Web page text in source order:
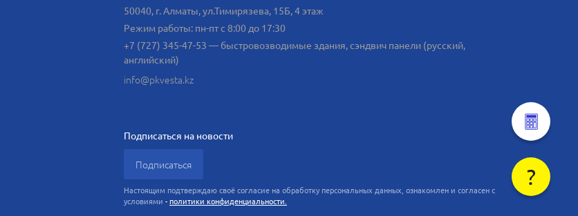
50040, г. Алматы, ул.Тимирязева, 15Б, 4 этаж
Режим работы: пн-пт с 8:00 до 17:30
+7 (727) 345-47-53 — быстровозводимые здания, сэндвич панели (русский,
английский)
info@pkvesta.kz
Подписаться на новости
Подписаться
Настоящим подтверждаю своё согласие на обработку персональных данных, ознакомлен и согласен с
условиями - политики конфиденциальности.
?